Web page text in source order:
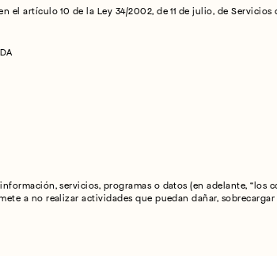
artículo 10 de la Ley 34/2002, de 11 de julio, de
servicios, programas o datos (en adelante, “los
a no realizar actividades que puedan dañar,